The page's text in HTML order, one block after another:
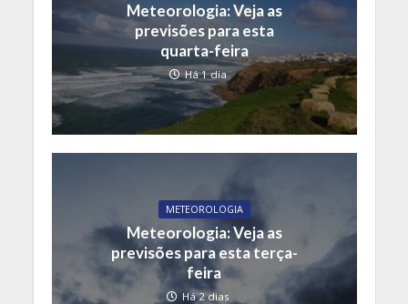
Meteorologia: Veja as
previsões para esta
quarta-feira
Há 1 dia
METEOROLOGIA
Meteorologia: Veja as
previsões para esta terça-
feira
Há 2 dias